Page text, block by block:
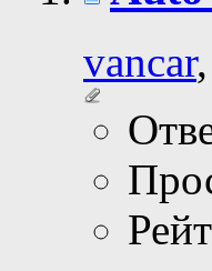
vancar